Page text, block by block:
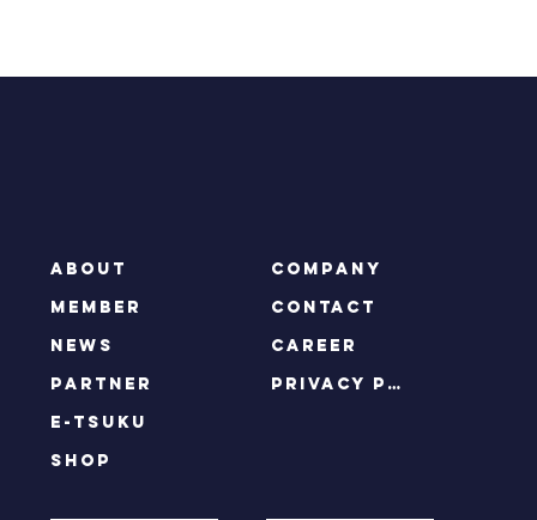
い？ゲームやWEB会議を快適にするには
ABOUT
MEMBER
NEWS
PARTNER
e-tsuku
SHOP
COMPANY
CONTACT
CAREER
privacy policy